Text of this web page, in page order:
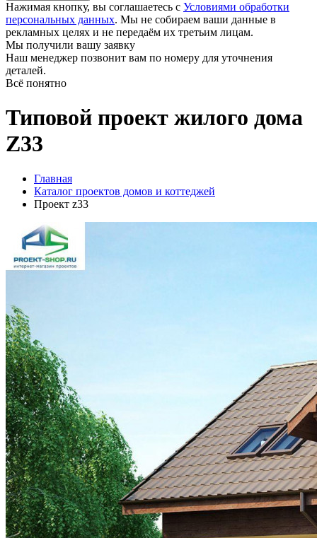
Нажимая кнопку, вы соглашаетесь с Условиями обработки
персональных данных. Мы не собираем ваши данные в
рекламных целях и не передаём их третьим лицам.
Мы получили вашу заявку
Наш менеджер позвонит вам по номеру для уточнения
деталей.
Всё понятно
Типовой проект жилого дома
Z33
Главная
Каталог проектов домов и коттеджей
Проект z33